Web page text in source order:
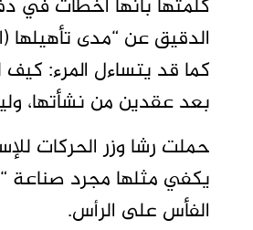
كلمتها بأنها أخطأت في
الدقيق عن “مدى تأهيلها
كما قد يتساءل المرء:
بعد عقدين من نشأتها،
حملت رشا وزر الحركات
يكفي مثلها مجرد صناعة
الفأس على الرأس.